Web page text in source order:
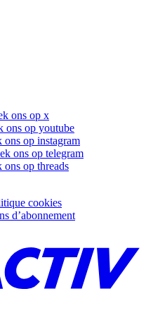
ons op x
ons op youtube
ons op instagram
ons op telegram
ons op threads
cookies
d’abonnement